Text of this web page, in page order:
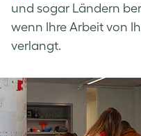
und sogar Ländern
wenn Ihre Arbeit von
verlangt.